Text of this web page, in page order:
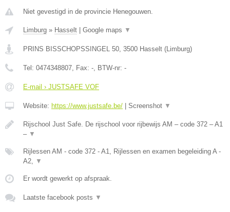
Niet gevestigd in de provincie Henegouwen.
Limburg » Hasselt Google maps ▼
PRINS BISSCHOPSSINGEL 50, 3500 Hasselt (Limburg)
Tel: 0474348807, Fax: -, BTW-nr: -
E-mail › JUSTSAFE VOF
Website: https://www.justsafe.be/ Screenshot ▼
Rijschool Just Safe. De rijschool voor rijbewijs AM – code 372 – A1
– ▼
Rijlessen AM - code 372 - A1, Rijlessen en examen begeleiding A -
A2, ▼
Er wordt gewerkt op afspraak.
Laatste facebook posts ▼